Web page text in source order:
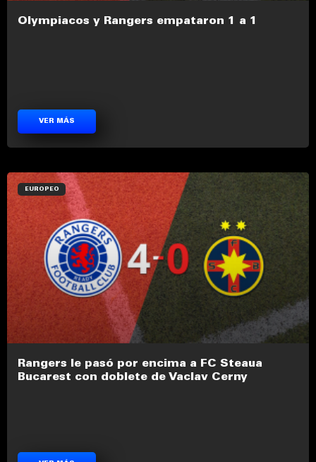
Olympiacos y Rangers empataron 1 a 1
VER MÁS
EUROPEO
Rangers le pasó por encima a FC Steaua
Bucarest con doblete de Vaclav Cerny